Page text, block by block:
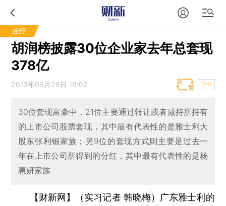
政经
胡润榜披露30位企业家去年总套现
378亿
2013年09月26日 18:02 T中
30位套现富豪中，21位主要通过转让或者减持所持有
的上市公司股票套现，其中最有代表性的是雅士利大
股东张利钿家族；另9位的套现方式则主要是过去一
年在上市公司所得到的分红，其中最有代表性的是杨
惠妍家族
【财新网】（实习记者 韩晓梅） 广东雅士利的